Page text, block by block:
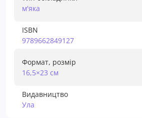
м'яка
ISBN
9789662849127
Формат, розмір
16,5×23 см
Видавництво
Ула